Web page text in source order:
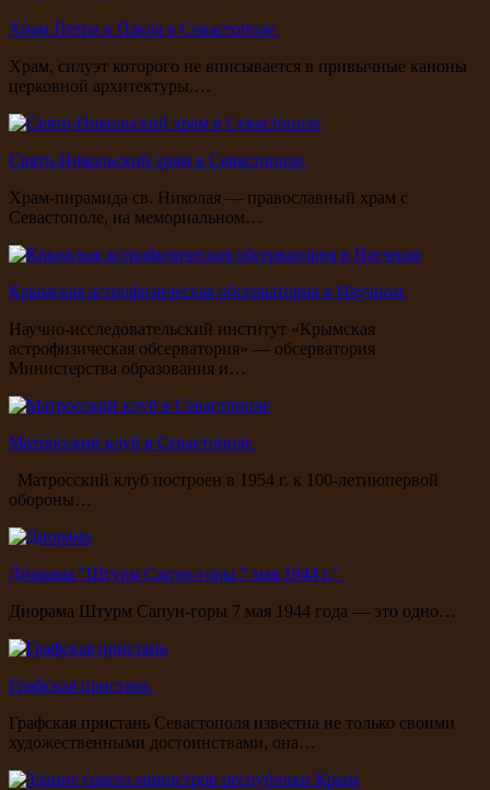
Храм Петра и Павла в Севастополе
Храм, силуэт которого не вписывается в привычные каноны
церковной архитектуры.…
Свято-Никольский храм в Севастополе
Храм-пирамида св. Николая — православный храм с
Севастополе, на мемориальном…
Крымская астрофизическая обсерватория в Научном
Научно-исследовательский институт «Крымская
астрофизическая обсерватория» — обсерватория
Министерства образования и…
Матросский клуб в Севастополе
Матросский клуб построен в 1954 г. к 100-летиюпервой
обороны…
Диорама "Штурм Сапун-горы 7 мая 1944 г."
Диорама Штурм Сапун-горы 7 мая 1944 года — это одно…
Графская пристань
Графская пристань Севастополя известна не только своими
художественными достоинствами, она…